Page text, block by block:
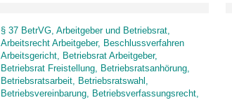
§ 37 BetrVG, Arbeitgeber und Betriebsrat,
Arbeitsrecht Arbeitgeber, Beschlussverfahren
Arbeitsgericht, Betriebsrat Arbeitgeber,
Betriebsrat Freistellung, Betriebsratsanhörung,
Betriebsratsarbeit, Betriebsratswahl,
Betriebsvereinbarung, Betriebsverfassungsrecht,